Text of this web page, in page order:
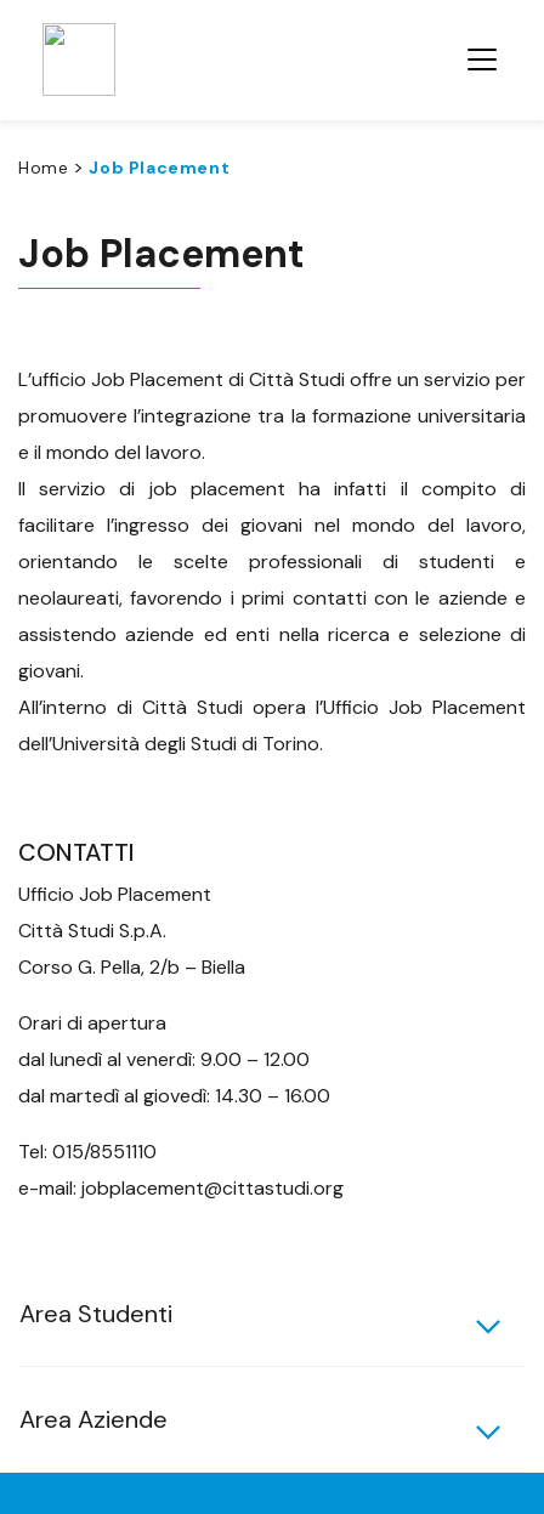
Home >Job Placement
Job Placement
L’ufficio Job Placement di Città Studi offre un servizio per
promuovere l’integrazione tra la formazione universitaria
e il mondo del lavoro.
Il servizio di job placement ha infatti il compito di
facilitare l’ingresso dei giovani nel mondo del lavoro,
orientando le scelte professionali di studenti e
neolaureati, favorendo i primi contatti con le aziende e
assistendo aziende ed enti nella ricerca e selezione di
giovani.
All’interno di Città Studi opera l’Ufficio Job Placement
dell’Università degli Studi di Torino.
CONTATTI
Ufficio Job Placement
Città Studi S.p.A.
Corso G. Pella, 2/b – Biella
Orari di apertura
dal lunedì al venerdì: 9.00 – 12.00
dal martedì al giovedì: 14.30 – 16.00
Tel: 015/8551110
e-mail: jobplacement@cittastudi.org
Area Studenti
Area Aziende